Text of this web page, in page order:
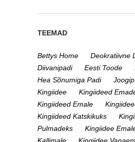
TEEMAD
Bettys Home
Deokratiivne
Diivanipadi
Eesti Toode
Hea Sõnumiga Padi
Kingiidee
Kingiideed
Kingiideed Emale
Kingiideed Katskikuks
Pulmadeks
Kingiidee